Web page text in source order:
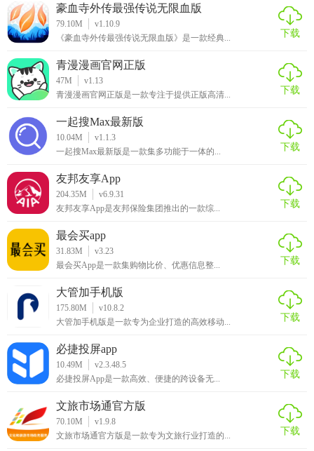
都能从中受益。如果你希望更好地了解和管理你的Android设
备性能，AppUsage官方版绝对是一个值得尝试的选择。
豪血寺外传最强传说无限血版
79.10M
v1.10.9
《豪血寺外传最强传说无限血版》是一款经典...
下载
青漫漫画官网正版
47M
v1.13
青漫漫画官网正版是一款专注于提供正版高清...
下载
一起搜Max最新版
10.04M
v1.1.3
一起搜Max最新版是一款集多功能于一体的...
下载
友邦友享App
204.35M
v6.9.31
友邦友享App是友邦保险集团推出的一款综...
下载
最会买app
31.83M
v3.23
最会买App是一款集购物比价、优惠信息整...
下载
大管加手机版
175.80M
v10.8.2
大管加手机版是一款专为企业打造的高效移动...
下载
必捷投屏app
10.49M
v2.3.48.5
必捷投屏App是一款高效、便捷的跨设备无...
下载
文旅市场通官方版
70.10M
v1.9.8
文旅市场通官方版是一款专为文旅行业打造的...
下载